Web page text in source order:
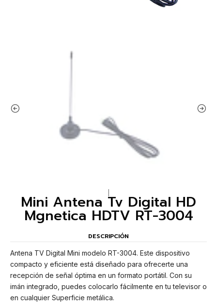
Mini Antena Tv Digital HD
Mgnetica HDTV RT-3004
DESCRIPCIÓN
Antena TV Digital Mini modelo RT-3004. Este dispositivo
compacto y eficiente está diseñado para ofrecerte una
recepción de señal óptima en un formato portátil. Con su
imán integrado, puedes colocarlo fácilmente en tu televisor o
en cualquier Superficie metálica.